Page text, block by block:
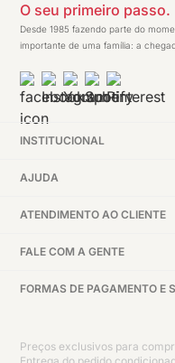
O seu primeiro passo.
Desde 1985 fazendo parte do
importante de uma família: a
INSTITUCIONAL
AJUDA
ATENDIMENTO AO CLIENTE
FALE COM A GENTE
FORMAS DE PAGAMENTO E
Preços exclusivos para